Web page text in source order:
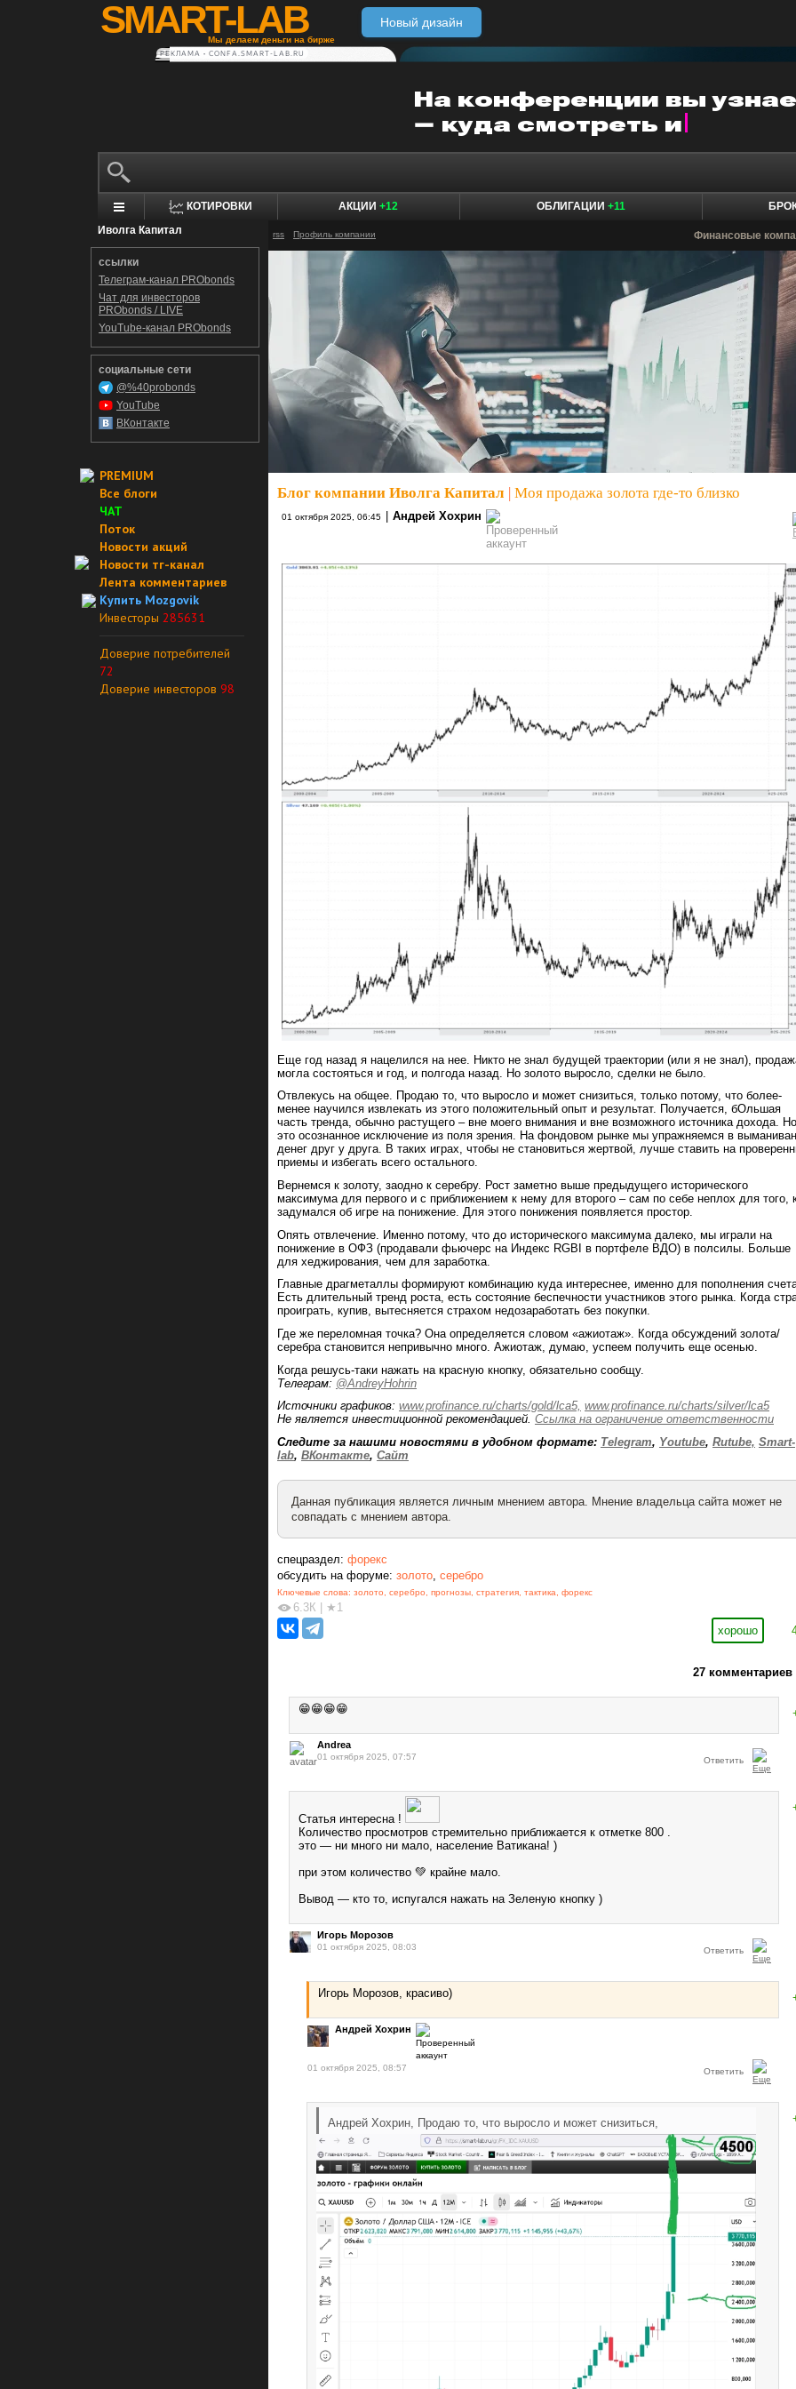
SMART-LAB
Мы делаем деньги на бирже
Новый дизайн
РЕКЛАМА • CONFA.SMART-LAB.RU
КОТИРОВКИ АКЦИИ +12 ОБЛИГАЦИИ +11
Иволга Капитал
ссылки
Телеграм-канал PRObonds
Чат для инвесторов
PRObonds / LIVE
YouTube-канал PRObonds
социальные сети
@%40probonds
YouTube
ВКонтакте
PREMIUM
Все блоги
ЧАТ
Поток
Новости акций
Новости тг-канал
Лента комментариев
Купить Mozgovik
Инвесторы 285631
Доверие потребителей
72
Доверие инвесторов 98
rss Профиль компании Финансовые
Блог компании Иволга Капитал Моя продажа золота где-то близко
01 октября 2025, 06:45 Андрей Хохрин
Еще год назад я нацелился на нее. Никто не знал будущей траектории (или я не знал),
могла состояться и год, и полгода назад. Но золото выросло, сделки не было.
Отвлекусь на общее. Продаю то, что выросло и может снизиться, только потому, что более-
менее научился извлекать из этого положительный опыт и результат. Получается, бОльшая
часть тренда, обычно растущего – вне моего внимания и вне возможного источника дохода. Но
это осознанное исключение из поля зрения. На фондовом рынке мы упражняемся в
денег друг у друга. В таких играх, чтобы не становиться жертвой, лучше ставить на
приемы и избегать всего остального.
Вернемся к золоту, заодно к серебру. Рост заметно выше предыдущего исторического
максимума для первого и с приближением к нему для второго – сам по себе неплох для того,
задумался об игре на понижение. Для этого понижения появляется простор.
Опять отвлечение. Именно потому, что до исторического максимума далеко, мы играли на
понижение в ОФЗ (продавали фьючерс на Индекс RGBI в портфеле ВДО) в полсилы. Больше
для хеджирования, чем для заработка.
Главные драгметаллы формируют комбинацию куда интереснее, именно для пополнения
Есть длительный тренд роста, есть состояние беспечности участников этого рынка. Когда
проиграть, купив, вытесняется страхом недозаработать без покупки.
Где же переломная точка? Она определяется словом «ажиотаж». Когда обсуждений золота/
серебра становится непривычно много. Ажиотаж, думаю, успеем получить еще осенью.
Когда решусь-таки нажать на красную кнопку, обязательно сообщу.
Телеграм: @AndreyHohrin
Источники графиков: www.profinance.ru/charts/gold/lca5, www.profinance.ru/charts/silver/lca5
Не является инвестиционной рекомендацией. Ссылка на ограничение ответственности
Следите за нашими новостями в удобном формате: Telegram, Youtube, Rutube, Smart-
lab, ВКонтакте, Сайт
Данная публикация является личным мнением автора. Мнение владельца сайта может не
совпадать с мнением автора.
спецраздел: форекс
обсудить на форуме: золото, серебро
Ключевые слова: золото, серебро, прогнозы, стратегия, тактика, форекс
6.3К
★1
хорошо
27 комментариев
😁😁😁😁
Andrea
01 октября 2025, 07:57 Ответить
Статья интересна !
Количество просмотров стремительно приближается к отметке 800 .
это — ни много ни мало, население Ватикана! )
при этом количество 💚 крайне мало.
Вывод — кто то, испугался нажать на Зеленую кнопку )
Игорь Морозов
01 октября 2025, 08:03 Ответить
Игорь Морозов, красиво)
Андрей Хохрин
01 октября 2025, 08:57 Ответить
Андрей Хохрин, Продаю то, что выросло и может снизиться,